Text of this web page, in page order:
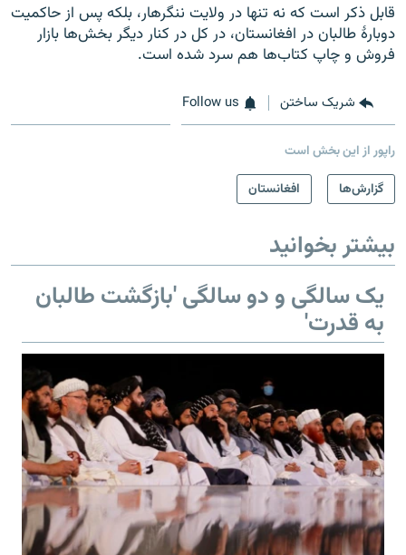
قابل ذکر است که نه تنها در ولایت ننگرهار، بلکه پس از حاکمیت
دوبارۀ طالبان در افغانستان، در کل در کنار دیگر بخش‌ها بازار
فروش و چاپ کتاب‌ها هم سرد شده است.
شریک ساختن Follow us
راپور از این بخش است
گزارش‌ها
افغانستان
بیشتر بخوانید
یک سالگی و دو سالگی 'بازگشت طالبان
به قدرت'